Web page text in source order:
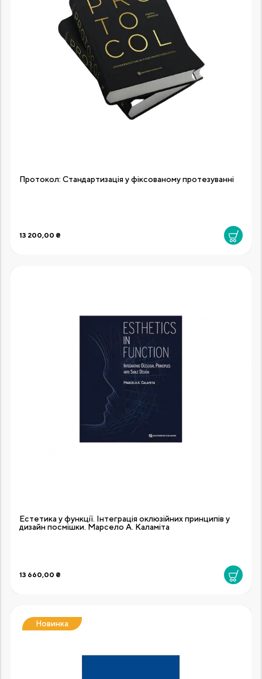
Протокол: Стандартизація у фіксованому протезуванні
13 200,00 ₴
Естетика у функції. Інтеграція оклюзійних принципів у
дизайн посмішки. Марсело А. Каламіта
13 660,00 ₴
Новинка